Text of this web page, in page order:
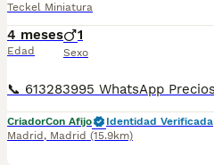
Teckel Miniatura
4 meses
Edad
1
Sexo
CriadorCon Afijo
Identidad Verificada
Madrid , Madrid (15.9km)